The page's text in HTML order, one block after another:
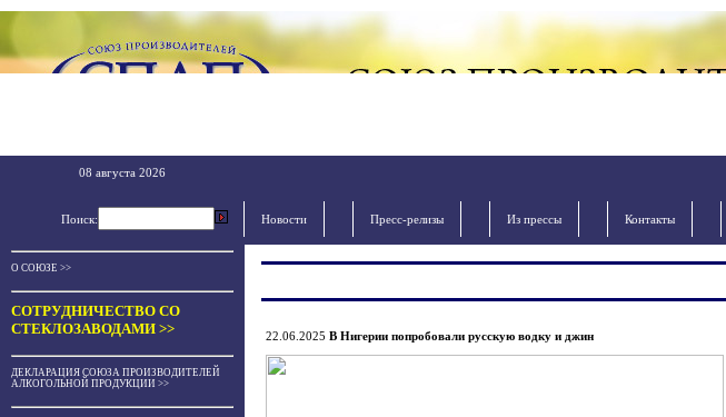
08 августа 2026
Поиск: Новости Пресс-релизы Из прессы Контакты
О СОЮЗЕ >>
СОТРУДНИЧЕСТВО СО
СТЕКЛОЗАВОДАМИ >>
ДЕКЛАРАЦИЯ СОЮЗА ПРОИЗВОДИТЕЛЕЙ
АЛКОГОЛЬНОЙ ПРОДУКЦИИ >>
22.06.2025 В Нигерии попробовали русскую водку и джин